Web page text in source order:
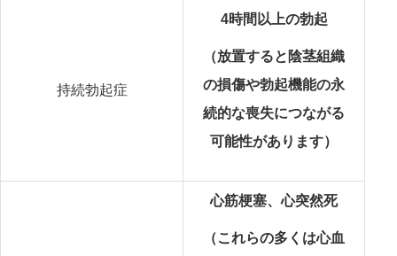
持続勃起症
4時間以上の勃起
（放置すると陰茎組織
の損傷や勃起機能の永
続的な喪失につながる
可能性があります）
心筋梗塞、心突然死
（これらの多くは心血